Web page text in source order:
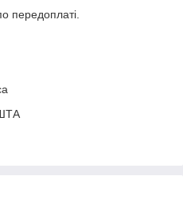
передоплаті.